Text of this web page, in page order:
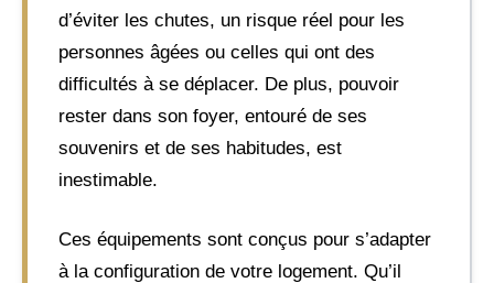
d’éviter les chutes, un risque réel pour les
personnes âgées ou celles qui ont des
difficultés à se déplacer. De plus, pouvoir
rester dans son foyer, entouré de ses
souvenirs et de ses habitudes, est
inestimable.
Ces équipements sont conçus pour s’adapter
à la configuration de votre logement. Qu’il